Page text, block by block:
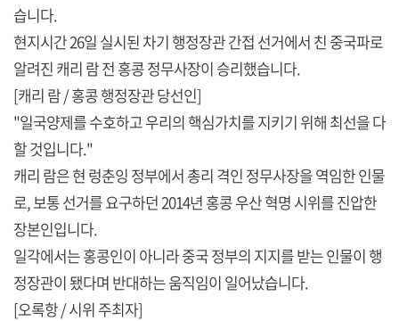
습니다.
현지시간 26일 실시된 차기 행정장관 간접 선거에서 친 중국파로
알려진 캐리 람 전 홍콩 정무사장이 승리했습니다.
[캐리 람 / 홍콩 행정장관 당선인]
"일국양제를 수호하고 우리의 핵심가치를 지키기 위해 최선을 다
할 것입니다."
캐리 람은 현 렁춘잉 정부에서 총리 격인 정무사장을 역임한 인물
로, 보통 선거를 요구하던 2014년 홍콩 우산 혁명 시위를 진압한
장본인입니다.
일각에서는 홍콩인이 아니라 중국 정부의 지지를 받는 인물이 행
정장관이 됐다며 반대하는 움직임이 일어났습니다.
[오록항 / 시위 주최자]